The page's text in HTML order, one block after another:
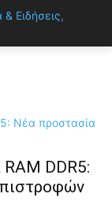
DDR5: